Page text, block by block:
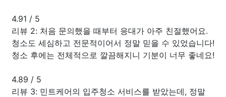
4.91 / 5
리뷰 2: 처음 문의했을 때부터 응대가 아주 친절했어요.
청소도 세심하고 전문적이어서 정말 믿을 수 있었습니다!
청소 후에는 전체적으로 깔끔해지니 기분이 너무 좋네요!
4.89 / 5
리뷰 3: 민트케어의 입주청소 서비스를 받았는데, 정말